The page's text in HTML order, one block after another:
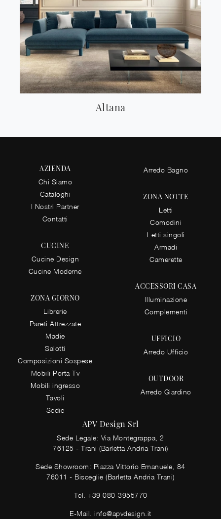
Altana
AZIENDA
Chi Siamo
Cataloghi
I Nostri Partner
Contatti
CUCINE
Cucine Design
Cucine Moderne
ZONA GIORNO
Librerie
Pareti Attrezzate
Madie
Salotti
Composizioni Sospese
Mobili Porta Tv
Mobili ingresso
Tavoli
Sedie
Arredo Bagno
ZONA NOTTE
Letti
Comodini
Letti singoli
Armadi
Camerette
ACCESSORI CASA
Illuminazione
Complementi
UFFICIO
Arredo Ufficio
OUTDOOR
Arredo Giardino
APV Design Srl
Sede Legale: Via Montegrappa, 2
76125 - Trani (Barletta Andria Trani)
Sede Showroom: Piazza Vittorio Emanuele, 84
76011 - Bisceglie (Barletta Andria Trani)
Tel. +39 080-3955770
E-Mail.info@apvdesign.it